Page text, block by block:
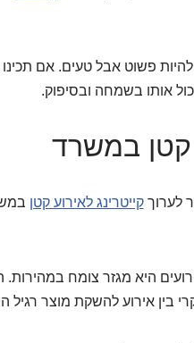
להיות פשוט אבל טעים. אם
אותו בשמחה ובסיפוק.
קטן במשרד
לערוךקייטרינג לאירוע קטן
בין אירוע להשקת מוצר